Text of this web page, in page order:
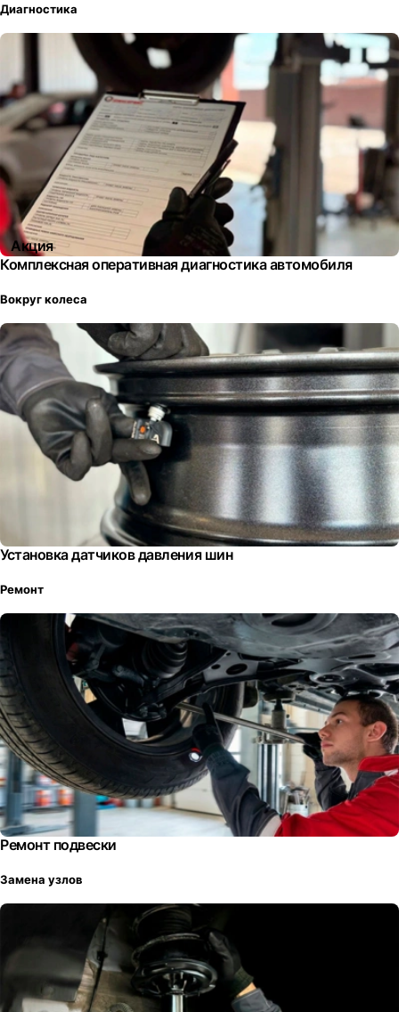
Диагностика
Акция
Комплексная оперативная диагностика автомобиля
Вокруг колеса
Установка датчиков давления шин
Ремонт
Ремонт подвески
Замена узлов